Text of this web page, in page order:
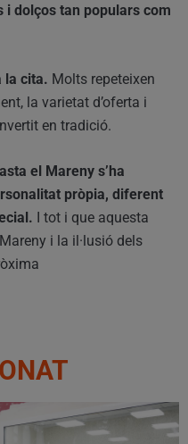
i dolços tan populars com
la cita. Molts repeteixen
la varietat d’oferta i
en tradició.
el Mareny s’ha
pròpia, diferent
I tot i que aquesta
i la il·lusió dels